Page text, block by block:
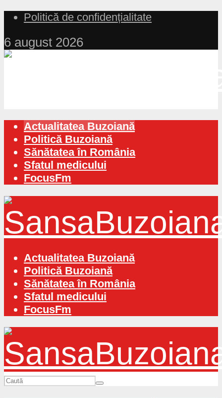
Politică de confidențialitate
6 august 2026
Actualitatea Buzoiană
Politică Buzoiană
Sănătatea în România
Sfatul medicului
FocusFm
Actualitatea Buzoiană
Politică Buzoiană
Sănătatea în România
Sfatul medicului
FocusFm